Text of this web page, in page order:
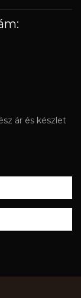
ár és készlet